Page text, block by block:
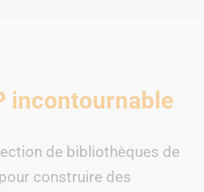
incontournable
de bibliothèques de
construire des